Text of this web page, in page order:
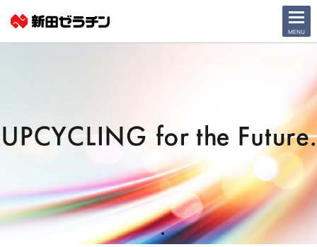
CLOSE
MENU
事業紹介
IR情報